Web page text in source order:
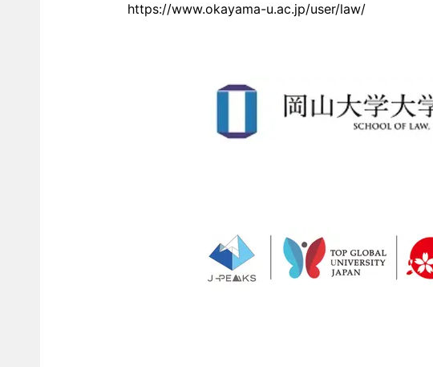
https://www.okayama-u.ac.jp/user/law/